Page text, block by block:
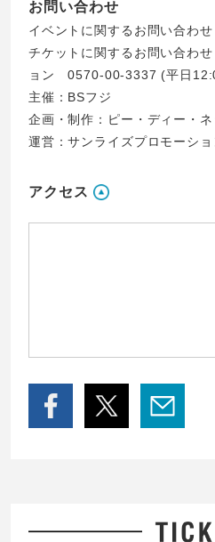
お問い合わせ
イベントに関するお問い合わせ
チケットに関するお問い合わ
ョン 0570-00-3337 (平日
主催：BSフジ
企画・制作：ピー・ディー・ネ
運営：サンライズプロモーショ
アクセス